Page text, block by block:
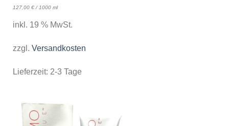
127,00 €/ 1000 ml
inkl. 19 % MwSt.
zzgl. Versandkosten
Lieferzeit: 2-3 Tage